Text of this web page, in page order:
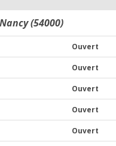
(54000)
Ouvert
Ouvert
Ouvert
Ouvert
Ouvert